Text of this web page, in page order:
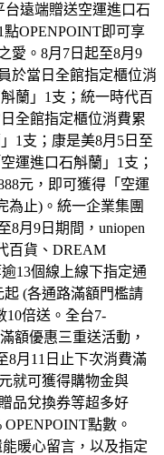
台遠端贈送空運進口石
OPENPOINT即可享
愛。8月7日起至8月9
於當日全館指定櫃位消
蘭」1支；統一時代百
全館指定櫃位消費累
1支；康是美8月5日至
運進口石斛蘭」1支；
元，即可獲得「空運
為止)。統一企業集團
8月9日期間，uniopen
百貨、DREAM
13個線上線下指定通
(各通路滿額門檻請
10倍送。全台7-
額優惠三重送活動，
8月11日止下次消費滿
就可獲得購物金與
品兌換券等超多好
點數。
暖心留言，以及指定